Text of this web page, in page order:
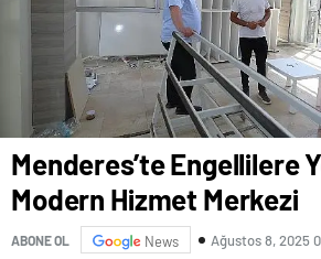
Menderes’te Engellilere
Modern Hizmet Merkezi
ABONE OL News Ağustos 8, 2025